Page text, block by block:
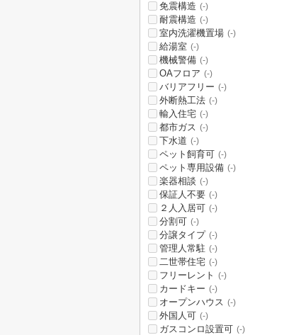
免震構造 (-)
耐震構造 (-)
室内洗濯機置場 (-)
給湯室 (-)
機械警備 (-)
OAフロア (-)
バリアフリー (-)
外断熱工法 (-)
輸入住宅 (-)
都市ガス (-)
下水道 (-)
ペット飼育可 (-)
ペット専用設備 (-)
楽器相談 (-)
保証人不要 (-)
２人入居可 (-)
分割可 (-)
分譲タイプ (-)
管理人常駐 (-)
二世帯住宅 (-)
フリーレント (-)
カードキー (-)
オープンハウス (-)
外国人可 (-)
ガスコンロ設置可 (-)